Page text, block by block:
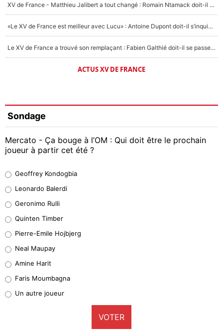
XV de France - Matthieu Jalibert a tout changé : Romain Ntamack doit-il s’inquiéter pour sa place à un an de la Coupe du monde ?
«Le XV de France est meilleur avec Lucu» : Antoine Dupont doit-il s’inquiéter pour sa place ?
Le XV de France a trouvé son remplaçant : Fabien Galthié doit-il se passer d'Antoine Dupont ?
ACTUS XV DE FRANCE
Sondage
Mercato - Ça bouge à l’OM : Qui doit être le prochain
joueur à partir cet été ?
38%
32%
5%
1%
9%
Geoffrey Kondogbia
Leonardo Balerdi
Geronimo Rulli
Quinten Timber
Pierre-Emile Hojbjerg
Neal Maupay
Amine Harit
Faris Moumbagna
Un autre joueur
VOTER